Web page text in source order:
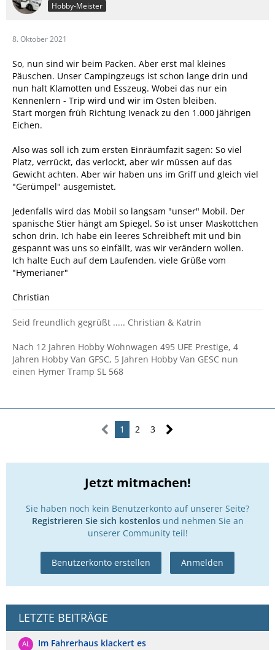
Hobby-Meister
8. Oktober 2021
So, nun sind wir beim Packen. Aber erst mal kleines
Päuschen. Unser Campingzeugs ist schon lange drin und
nun halt Klamotten und Esszeug. Wobei das nur ein
Kennenlern - Trip wird und wir im Osten bleiben.
Start morgen früh Richtung Ivenack zu den 1.000 jährigen
Eichen.
Also was soll ich zum ersten Einräumfazit sagen: So viel
Platz, verrückt, das verlockt, aber wir müssen auf das
Gewicht achten. Aber wir haben uns im Griff und gleich viel
"Gerümpel" ausgemistet.
Jedenfalls wird das Mobil so langsam "unser" Mobil. Der
spanische Stier hängt am Spiegel. So ist unser Maskottchen
schon drin. Ich habe ein leeres Schreibheft mit und bin
gespannt was uns so einfällt, was wir verändern wollen.
Ich halte Euch auf dem Laufenden, viele Grüße vom
"Hymerianer"
Christian
Seid freundlich gegrüßt ..... Christian & Katrin
Nach 12 Jahren Hobby Wohnwagen 495 UFE Prestige, 4
Jahren Hobby Van GFSC, 5 Jahren Hobby Van GESC nun
einen Hymer Tramp SL 568
1 2 3
Jetzt mitmachen!
Sie haben noch kein Benutzerkonto auf unserer Seite?
Registrieren Sie sich kostenlosund nehmen Sie an
unserer Community teil!
Benutzerkonto erstellen Anmelden
LETZTE BEITRÄGE
Im Fahrerhaus klackert es